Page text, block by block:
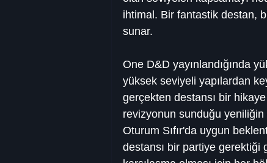
ihtimal. Bir fantastik destan,
sunar.
One D&D yayınlandığında
yüksek seviyeli yapılardan
gerçekten destansı bir
revizyonun sunduğu yeniliğin
Oturum Sıfır'da uygun
destansı bir partiye